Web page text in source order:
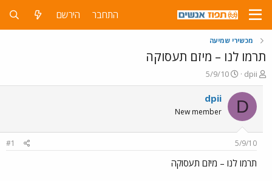
התחבר הירשם
מכשירי שמיעה
תרמו לנו – מיזם תעסוקה
פ
ו
ת
ח
ה
ו
ש
א
dpii
פ
ו
ס
ם
ר
5/9/10
D
dpii
New member
5/9/10
#1
תרמו לנו – מיזם תעסוקה